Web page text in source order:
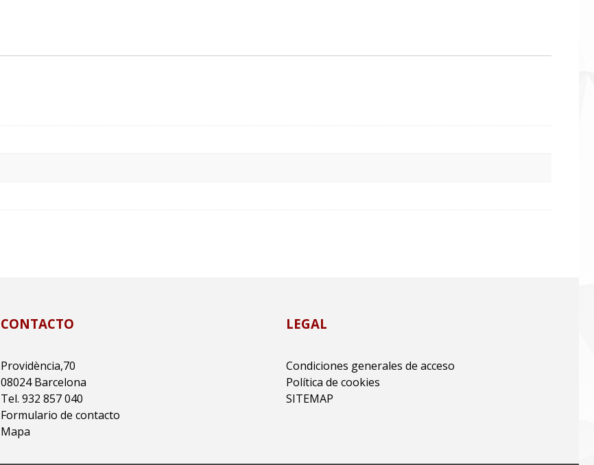
CONTACTO
Providència,70
08024 Barcelona
Tel. 932 857 040
Formulario de contacto
Mapa
LEGAL
Condiciones generales de acceso
Política de cookies
SITEMAP